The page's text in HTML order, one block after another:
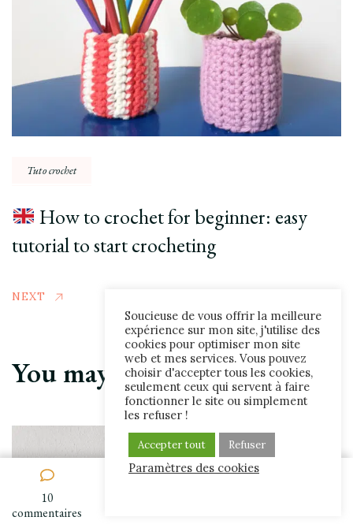
10
commentaires
Tuto crochet
How to crochet for beginner: easy
tutorial to start crocheting
NEXT
You may also like...
Soucieuse de vous offrir la meilleure
expérience sur mon site, j'utilise des
cookies pour optimiser mon site
web et mes services. Vous pouvez
choisir d'accepter tous les cookies,
seulement ceux qui servent à faire
fonctionner le site ou simplement
les refuser !
Accepter tout Refuser
Paramètres des cookies